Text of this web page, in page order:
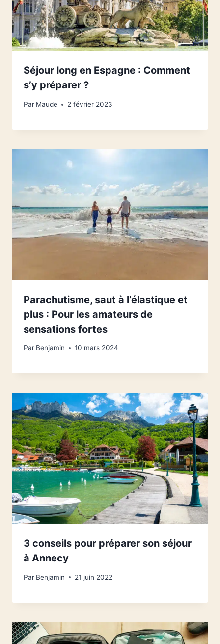
Séjour long en Espagne : Comment
s’y préparer ?
Par Maude 2 février 2023
Parachutisme, saut à l’élastique et
plus : Pour les amateurs de
sensations fortes
Par Benjamin 10 mars 2024
3 conseils pour préparer son séjour
à Annecy
Par Benjamin 21 juin 2022